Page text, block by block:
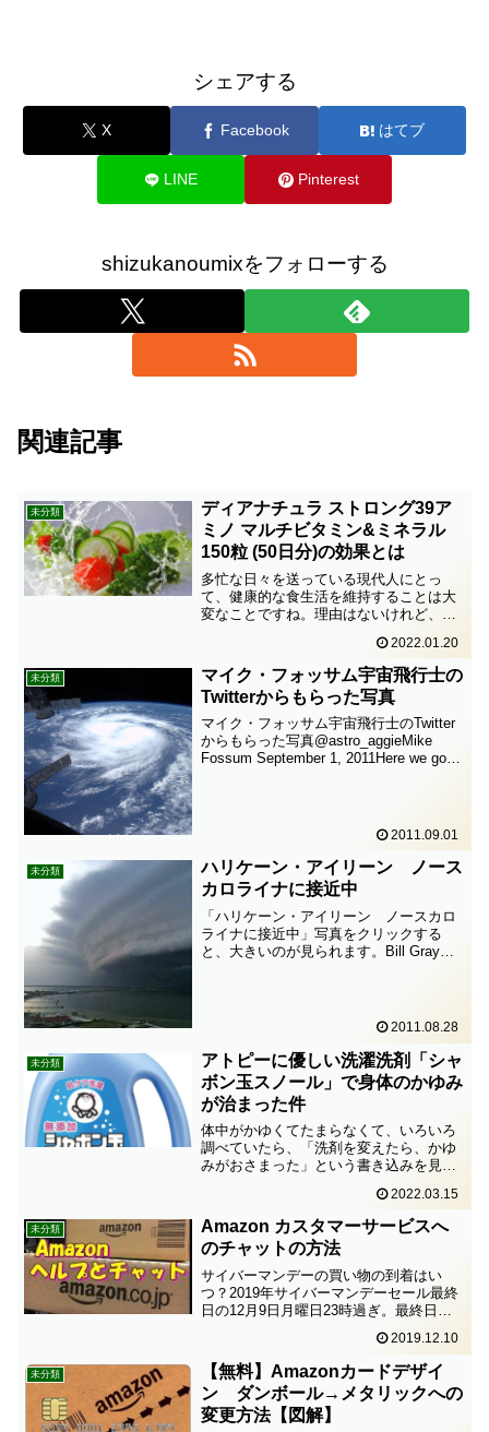
シェアする
X Facebook はてブ
LINE Pinterest
shizukanoumixをフォローする
関連記事
未分類
ディアナチュラ ストロング39ア
ミノ マルチビタミン&ミネラル
150粒 (50日分)の効果とは
多忙な日々を送っている現代人にとっ
て、健康的な食生活を維持することは大
変なことですね。理由はないけれど、な
いときがあります。「栄養バランスのと
れた食事」って、結構難しいです。そう
いう場合は、サプリメントを...
2022.01.20
未分類
マイク・フォッサム宇宙飛行士の
Twitterからもらった写真
マイク・フォッサム宇宙飛行士のTwitter
からもらった写真@astro_aggieMike
Fossum September 1, 2011Here we go
2011.09.01
未分類
ハリケーン・アイリーン ノース
カロライナに接近中
「ハリケーン・アイリーン ノースカロ
ライナに接近中」写真をクリックする
と、大きいのが見られます。Bill Gray
2011.08.28
未分類
アトピーに優しい洗濯洗剤「シャ
ボン玉スノール」で身体のかゆみ
が治まった件
体中がかゆくてたまらなくて、いろいろ
調べていたら、「洗剤を変えたら、かゆ
みがおさまった」という書き込みを見つ
玉スノール」という洗剤にいきつきまし
た。この洗剤に変えた途端、自分もかゆ
みが治まりました。皮膚科...
2022.03.15
未分類
Amazon カスタマーサービスへ
のチャットの方法
サイバーマンデーの買い物の到着はい
つ？2019年サイバーマンデーセール最終
日の12月9日月曜日23時過ぎ。最終日
子に乗ってあれこれ買ってしまった。注
文したのが23時30分過ぎていたのに、い
くつか買ったうち...
2019.12.10
未分類
【無料】Amazonカードデザイ
ン ダンボール→メタリックへの
変更方法【図解】